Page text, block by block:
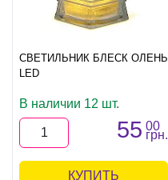
СВЕТИЛЬНИК БЛЕСК ОЛЕНЬ
LED
В наличии 12 шт.
55 00
грн.
КУПИТЬ